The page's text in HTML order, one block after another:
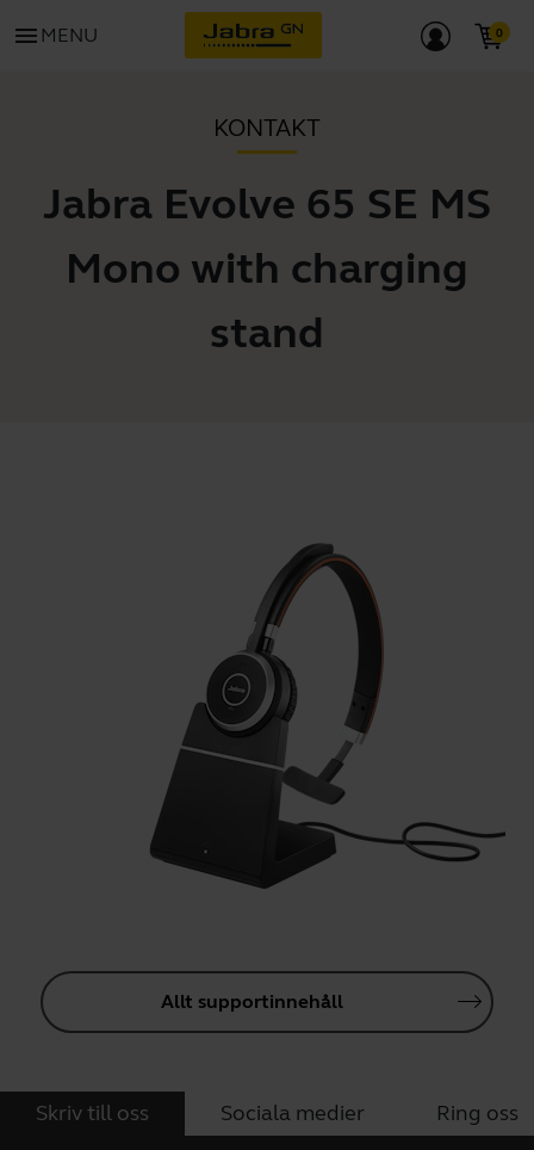
menu MENU
KONTAKT
Jabra Evolve 65 SE MS
Mono with charging
stand
Allt supportinnehåll
Skriv till oss Sociala medier Ring oss